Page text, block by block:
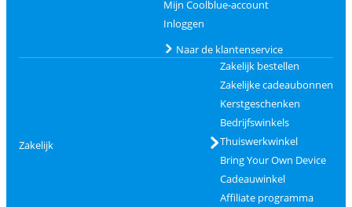
Mijn Coolblue-account
Inloggen
Naar de klantenservice
Zakelijk
Zakelijk bestellen
Zakelijke cadeaubonnen
Kerstgeschenken
Bedrijfswinkels
Thuiswerkwinkel
Bring Your Own Device
Cadeauwinkel
Affiliate programma